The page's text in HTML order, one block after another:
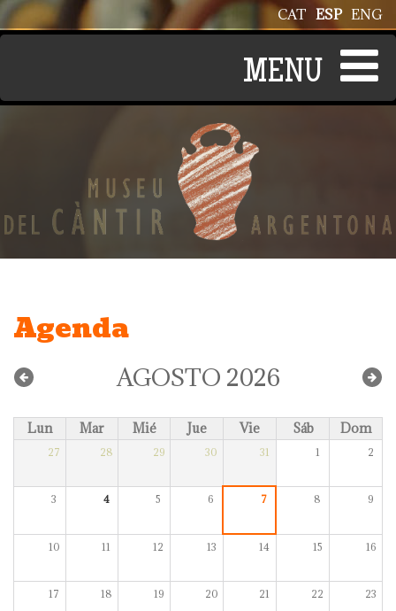
Pasar al contenido principal ENG
ESP
CAT
Agenda
AGOSTO 2026
Lun Mar Mié Jue Vie Sáb Dom
27 28 29 30 31 1 2
3 4 5 6 7 8 9
10 11 12 13 14 15 16
17 18 19 20 21 22 23